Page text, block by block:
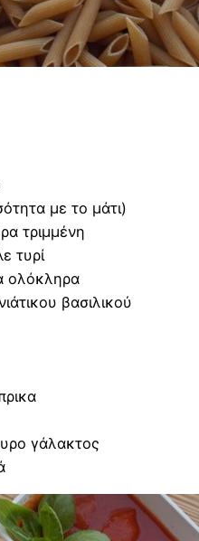
με το μάτι)
τριμμένη
τυρί
ολόκληρα
βασιλικού
γάλακτος